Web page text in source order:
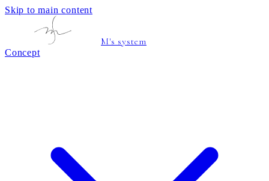
Skip to main content
M's system
Concept